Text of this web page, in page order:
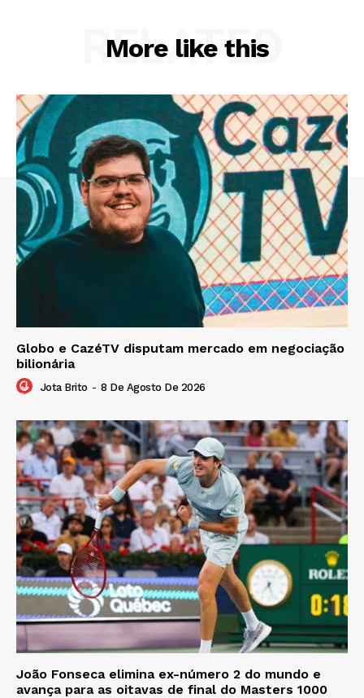
More like this
RELATED
Globo e CazéTV disputam mercado em negociação
bilionária
Jota Brito - 8 De Agosto De 2026
João Fonseca elimina ex-número 2 do mundo e
avança para as oitavas de final do Masters 1000